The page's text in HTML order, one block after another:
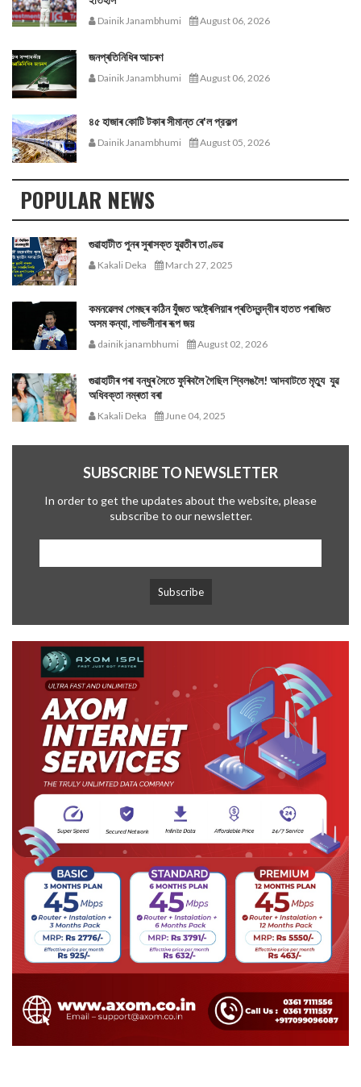
Dainik Janambhumi August 06, 2026
জনপ্ৰতিনিধিৰ আচৰণ
Dainik Janambhumi August 06, 2026
৪৫ হাজাৰ কোটি টকাৰ সীমান্ত ৰে'ল প্রকল্প
Dainik Janambhumi August 05, 2026
POPULAR NEWS
গুৱাহাটীত পুনৰ সুৰাসক্ত যুৱতীৰ তাণ্ডৱ
Kakali Deka March 27, 2025
কমনৱেলথ গেমছৰ কঠিন যুঁজত অষ্ট্ৰেলিয়াৰ প্ৰতিদ্বন্দ্বীৰ হাতত পৰাজিত
অসম কন্যা, লাভলীনাৰ ৰূপ জয়
dainik janambhumi August 02, 2026
গুৱাহাটীৰ পৰা বন্ধুৰ সৈতে ফুৰিবলৈ গৈছিল শ্বিলঙলৈ! আদবাটতে মৃত্যু যুৱ
অধিবক্তা নম্ৰতা বৰা
Kakali Deka June 04, 2025
SUBSCRIBE TO NEWSLETTER
In order to get the updates about the website, please
subscribe to our newsletter.